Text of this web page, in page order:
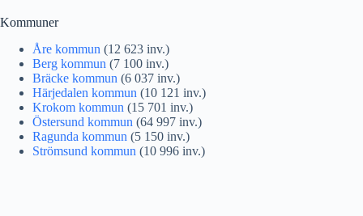
Kommuner
Åre kommun (12 623 inv.)
Berg kommun (7 100 inv.)
Bräcke kommun (6 037 inv.)
Härjedalen kommun (10 121 inv.)
Krokom kommun (15 701 inv.)
Östersund kommun (64 997 inv.)
Ragunda kommun (5 150 inv.)
Strömsund kommun (10 996 inv.)